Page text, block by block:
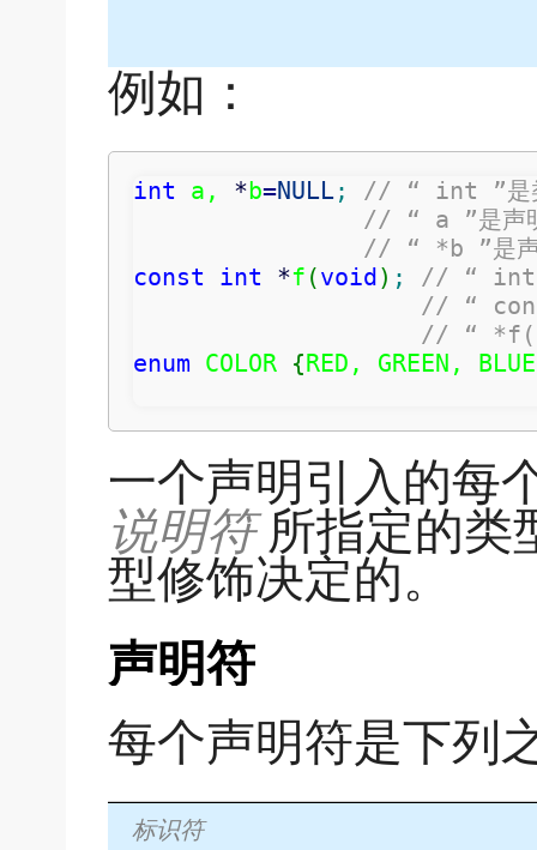
例如：
int a, *b=NULL;
// “ int ”是类
// “ a ”是声
// “ *b ”是声
const
int *f (void) ;
// “ int ”
// “
// “
enum COLOR {RED, GREEN, BLUE
一个声明引入的每
说明符所指定的类
型修饰决定的。
声明符
每个声明符是下列
标识符